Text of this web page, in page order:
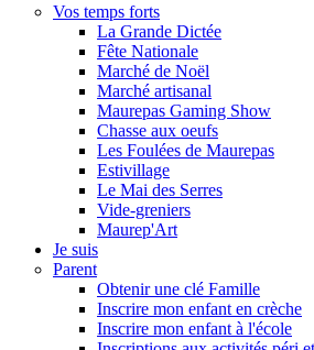
Vos temps forts
La Grande Dictée
Fête Nationale
Marché de Noël
Marché artisanal
Maurepas Gaming Show
Chasse aux oeufs
Les Foulées de Maurepas
Estivillage
Le Mai des Serres
Vide-greniers
Maurep'Art
Je suis
Parent
Obtenir une clé Famille
Inscrire mon enfant en crèche
Inscrire mon enfant à l'école